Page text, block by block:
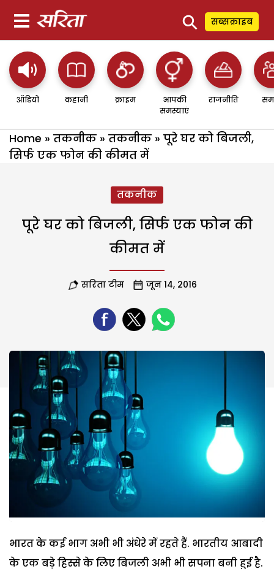
⚲ सब्सक्राइब
ऑडियो कहानी क्राइम
आपकी
समस्याएं
राजनीति
Home » तकनीक » तकनीक » पूरे घर को बिजली,
सिर्फ एक फोन की कीमत में
तकनीक
पूरे घर को बिजली, सिर्फ एक फोन की
कीमत में
सरिता टीम जून 14, 2016
भारत के कई भाग अभी भी अंधेरे में रहते हैं. भारतीय आबादी
के एक बड़े हिस्से के लिए बिजली अभी भी सपना बनी हुई है.